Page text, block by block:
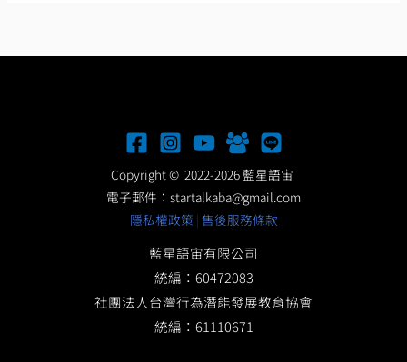
Copyright © 2022-2026 藍星語宙
電子郵件： startalkaba@gmail.com
隱私權政策 | 售後服務條款
藍星語宙有限公司
統編：60472083
社團法人台灣行為潛能發展教育協會
統編：61110671